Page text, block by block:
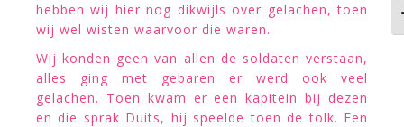
hebben wij hier nog dikwijls over gelachen, toen
wij wel wisten waarvoor die waren.
Wij konden geen van allen de soldaten verstaan,
alles ging met gebaren er werd ook veel
gelachen. Toen kwam er een kapitein bij dezen
en die sprak Duits, hij speelde toen de tolk. Een